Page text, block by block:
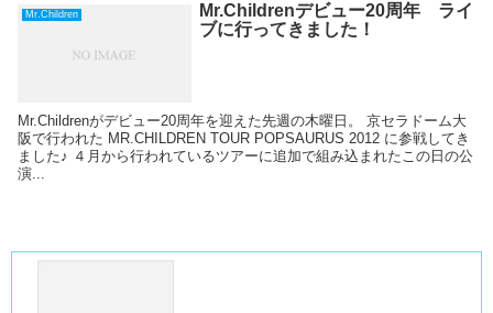
Mr.Children
Mr.Childrenデビュー20周年 ライ
ブに行ってきました！
Mr.Childrenがデビュー20周年を迎えた先週の木曜日。 京セラドーム大
阪で行われた MR.CHILDREN TOUR POPSAURUS 2012 に参戦してき
ました♪ ４月から行われているツアーに追加で組み込まれたこの日の公
演...